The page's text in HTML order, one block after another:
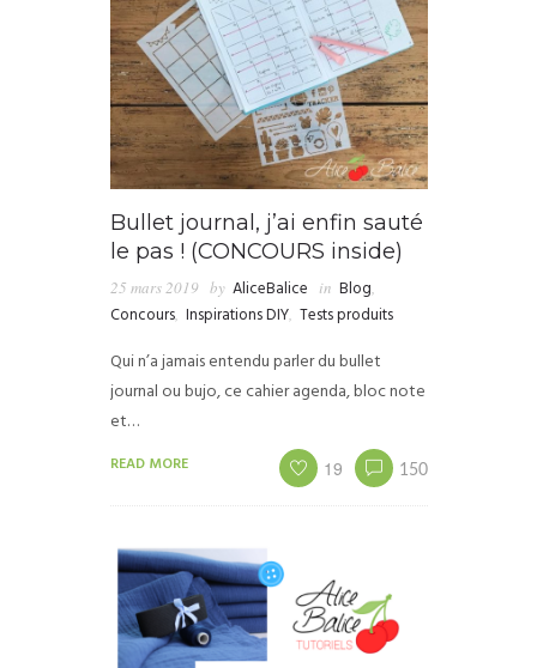
Bullet journal, j’ai enfin sauté
le pas ! (CONCOURS inside)
25 mars 2019 by AliceBalice in Blog,
Concours, Inspirations DIY, Tests produits
Qui n’a jamais entendu parler du bullet
journal ou bujo, ce cahier agenda, bloc note
et…
READ MORE 19 150